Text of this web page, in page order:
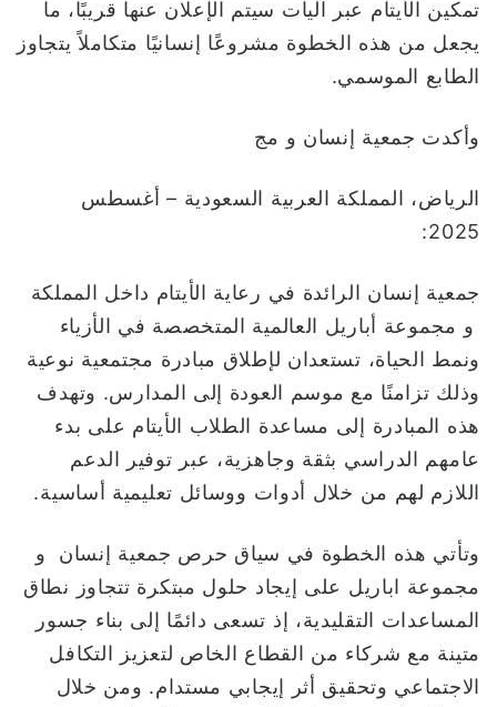
تمكين الأيتام عبر آليات سيتم الإعلان عنها قريبًا، ما
يجعل من هذه الخطوة مشروعًا إنسانيًا متكاملاً يتجاوز
الطابع الموسمي.
وأكدت جمعية إنسان و مج
الرياض، المملكة العربية السعودية – أغسطس
2025:
جمعية إنسان الرائدة في رعاية الأيتام داخل المملكة
و مجموعة أباريل العالمية المتخصصة في الأزياء
ونمط الحياة، تستعدان لإطلاق مبادرة مجتمعية نوعية
وذلك تزامنًا مع موسم العودة إلى المدارس. وتهدف
هذه المبادرة إلى مساعدة الطلاب الأيتام على بدء
عامهم الدراسي بثقة وجاهزية، عبر توفير الدعم
اللازم لهم من خلال أدوات ووسائل تعليمية أساسية.
وتأتي هذه الخطوة في سياق حرص جمعية إنسان و
مجموعة اباريل على إيجاد حلول مبتكرة تتجاوز نطاق
المساعدات التقليدية، إذ تسعى دائمًا إلى بناء جسور
متينة مع شركاء من القطاع الخاص لتعزيز التكافل
الاجتماعي وتحقيق أثر إيجابي مستدام. ومن خلال